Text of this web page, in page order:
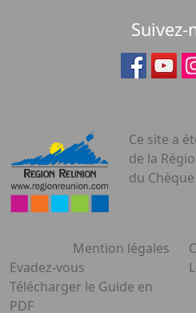
Suivez-
Ce site a
de la
du
Mention légales
Evadez-vous
Télécharger le Guide en
PDF